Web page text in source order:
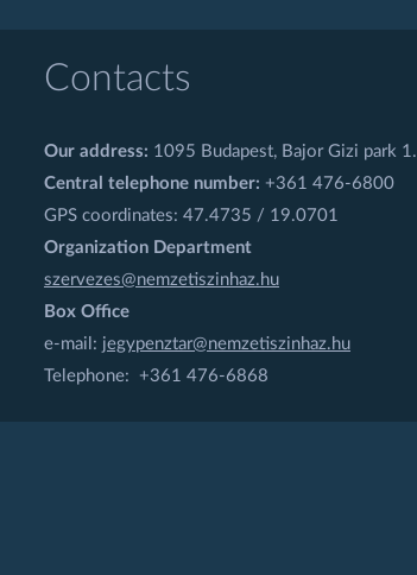
Contacts
Our address: 1095 Budapest, Bajor Gizi park 1.
Central telephone number: +361 476-6800
GPS coordinates: 47.4735 / 19.0701
Organization Department
szervezes@nemzetiszinhaz.hu
Box Office
e-mail: jegypenztar@nemzetiszinhaz.hu
Telephone: +361 476-6868